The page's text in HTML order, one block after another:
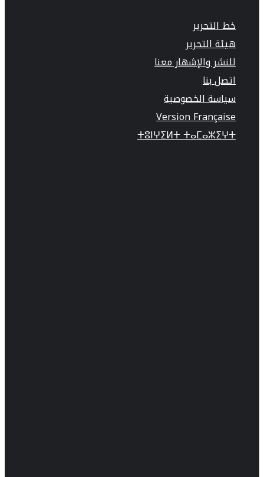
خط التحرير
هيئة التحرير
للنشر والإشهار معنا
اتصل بنا
سياسة الخصوصية
Version Française
ⵜⵓⵏⵖⵉⵍⵜ ⵜⴰⵎⴰⵣⵉⵖⵜ